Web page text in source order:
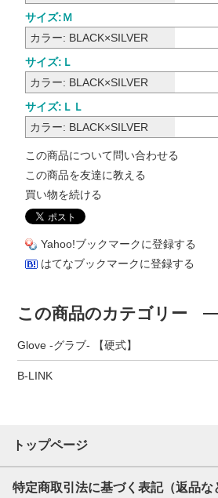
サイズ:Ｍ
カラー: BLACK×SILVER
サイズ:Ｌ
カラー: BLACK×SILVER
サイズ:ＬＬ
カラー: BLACK×SILVER
この商品について問い合わせる
この商品を友達に教える
買い物を続ける
Yahoo!ブックマークに登録する
はてなブックマークに登録する
この商品のカテゴリー
Glove -グラブ- 【硬式】
B-LINK
トップページ
特定商取引法に基づく表記（返品な